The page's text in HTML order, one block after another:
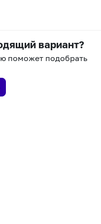
вариант?
поможет подобрать